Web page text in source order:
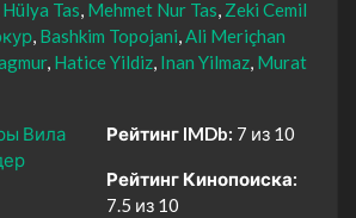
Hülya Tas Mehmet Nur Tas Zeki Cemil
Bashkim Topojani Ali Meriçhan
Hatice Yildiz Inan Yilmaz Murat
Вила
Рейтинг IMDb: 7 из 10
Рейтинг Кинопоиска:
7.5 из 10